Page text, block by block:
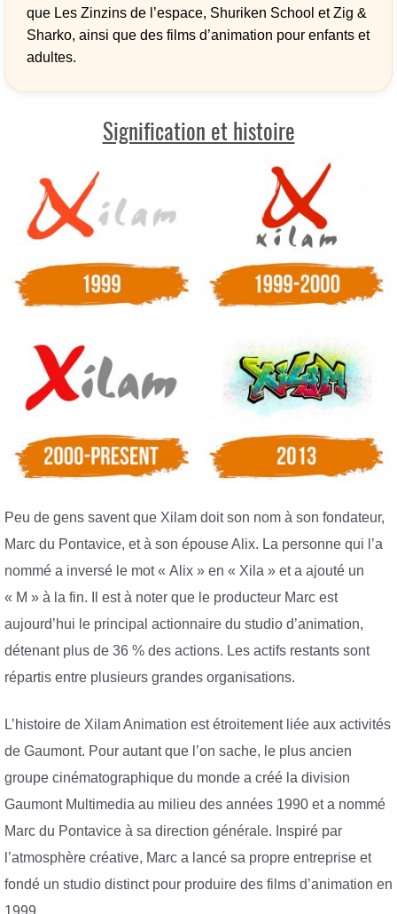
que Les Zinzins de l’espace, Shuriken School et Zig &
Sharko, ainsi que des films d’animation pour enfants et
adultes.
Signification et histoire
Peu de gens savent que Xilam doit son nom à son fondateur,
Marc du Pontavice, et à son épouse Alix. La personne qui l’a
nommé a inversé le mot « Alix » en « Xila » et a ajouté un
« M » à la fin. Il est à noter que le producteur Marc est
aujourd’hui le principal actionnaire du studio d’animation,
détenant plus de 36 % des actions. Les actifs restants sont
répartis entre plusieurs grandes organisations.
L’histoire de Xilam Animation est étroitement liée aux activités
de Gaumont. Pour autant que l’on sache, le plus ancien
groupe cinématographique du monde a créé la division
Gaumont Multimedia au milieu des années 1990 et a nommé
Marc du Pontavice à sa direction générale. Inspiré par
l’atmosphère créative, Marc a lancé sa propre entreprise et
fondé un studio distinct pour produire des films d’animation en